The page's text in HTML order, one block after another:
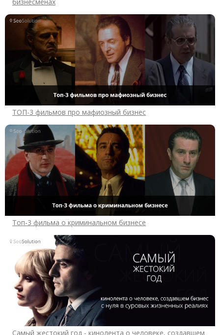
ТОП-3 фильмов про мафиозный бизнес
Топ-3 фильма о криминальном бизнесе
Самый жестокий год - кинолента о человеке, создавшем